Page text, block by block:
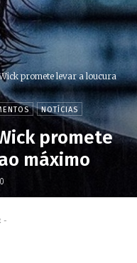
promete levar a loucura
NOTÍCIAS
promete
máximo
0
-